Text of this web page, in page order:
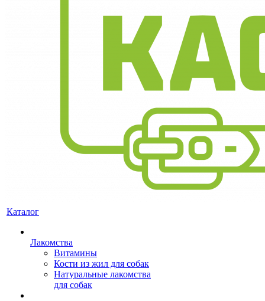
Каталог
Лакомства
Витамины
Кости из жил для собак
Натуральные лакомства
для собак